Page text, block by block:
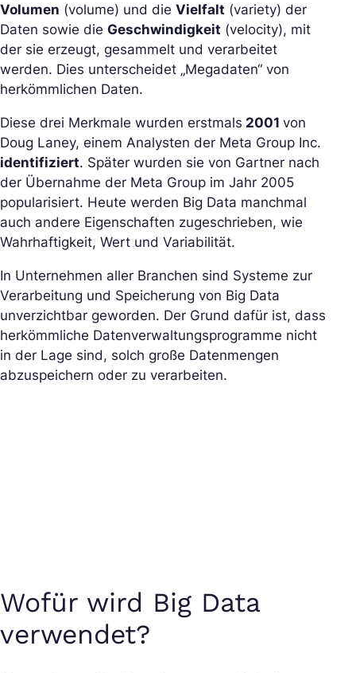
Volumen (volume) und die Vielfalt (variety) der
Daten sowie die Geschwindigkeit (velocity), mit
der sie erzeugt, gesammelt und verarbeitet
werden. Dies unterscheidet „Megadaten“ von
herkömmlichen Daten.
Diese drei Merkmale wurden erstmals 2001 von
Doug Laney, einem Analysten der Meta Group Inc.
identifiziert. Später wurden sie von Gartner nach
der Übernahme der Meta Group im Jahr 2005
popularisiert. Heute werden Big Data manchmal
auch andere Eigenschaften zugeschrieben, wie
Wahrhaftigkeit, Wert und Variabilität.
In Unternehmen aller Branchen sind Systeme zur
Verarbeitung und Speicherung von Big Data
unverzichtbar geworden. Der Grund dafür ist, dass
herkömmliche Datenverwaltungsprogramme nicht
in der Lage sind, solch große Datenmengen
abzuspeichern oder zu verarbeiten.
Wofür wird Big Data
verwendet?